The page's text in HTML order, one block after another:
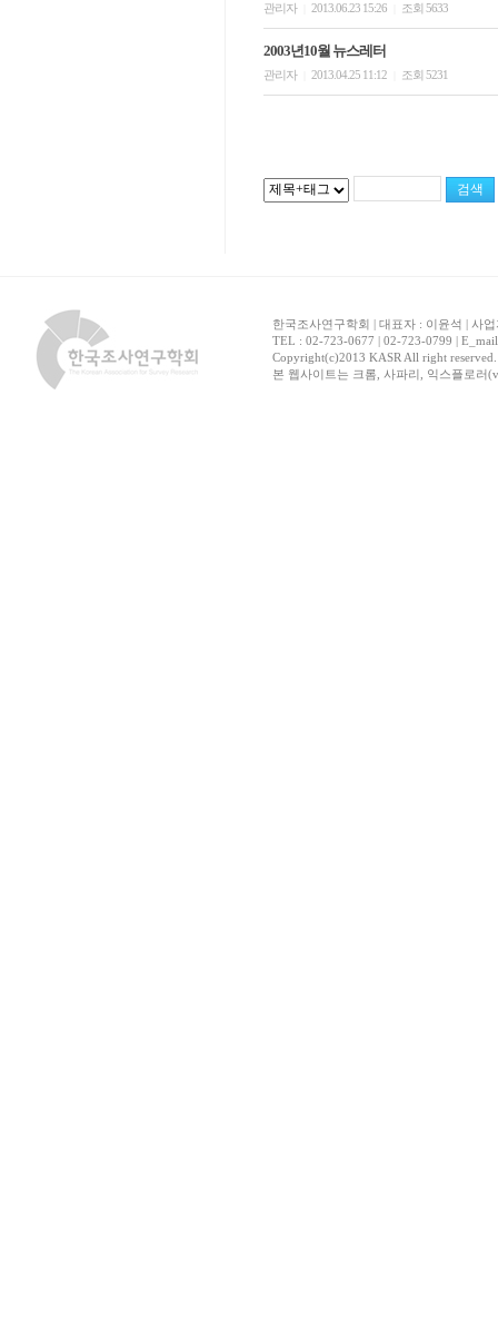
관리자 2013.06.23 15:26 조회 5633
2003년10월 뉴스레터
관리자 2013.04.25 11:12 조회 5231
한국조사연구학회 | 대표자 : 이윤석 | 사
TEL : 02-723-0677 | 02-723-0799 | E_mail
Copyright(c)2013 KASR All right
본 웹사이트는 크롬, 사파리, 익스플로러